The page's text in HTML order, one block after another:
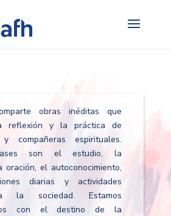
obras inéditas que
reflexión y la práctica de
y compañeras espirituales.
son el estudio, la
oración, el autoconocimiento,
diarias y actividades
la sociedad. Estamos
con el destino de la